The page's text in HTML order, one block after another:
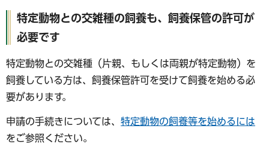
特定動物との交雑種の飼養も、飼養保管の許可が
必要です
特定動物との交雑種（片親、もしくは両親が特定動物）を
飼養している方は、飼養保管許可を受けて飼養を始める必
要があります。
申請の手続きについては、 特定動物の飼養等を始めるには
をご参照ください。